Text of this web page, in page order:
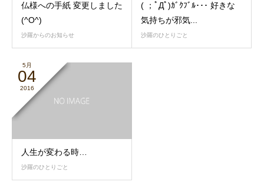
仏様への手紙 変更しました
(^O^)
沙羅からのお知らせ
( ；ﾟДﾟ)ｶﾞｸﾌﾞﾙ･･･ 好きな
気持ちが邪気...
沙羅のひとりごと
5月
04
2016
人生が変わる時…
沙羅のひとりごと